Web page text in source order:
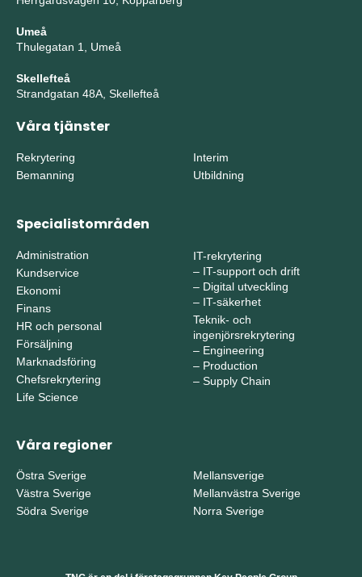
Umeå
Thulegatan 1, Umeå
Skellefteå
Strandgatan 48A, Skellefteå
Våra tjänster
Rekrytering
Bemanning
Interim
Utbildning
Specialistområden
Administration
Kundservice
Ekonomi
Finans
HR och personal
Försäljning
Marknadsföring
Chefsrekrytering
Life Science
IT-rekrytering
– IT-support och drift
– Digital utveckling
– IT-säkerhet
Teknik- och
ingenjörsrekrytering
– Engineering
– Production
– Supply Chain
Våra regioner
Östra Sverige
Västra Sverige
Södra Sverige
Mellansverige
Mellanvästra Sverige
Norra Sverige